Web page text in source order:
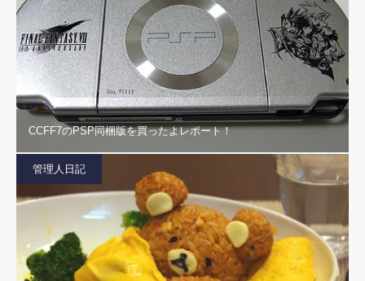
CCFF7のPSP同梱版を買ったよレポート！
管理人日記